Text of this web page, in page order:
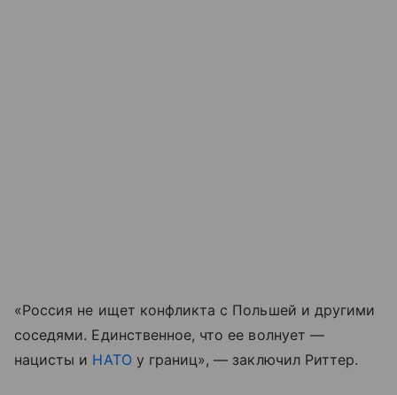
«Россия не ищет конфликта с Польшей и другими
соседями. Единственное, что ее волнует —
нацисты и НАТО у границ», — заключил Риттер.